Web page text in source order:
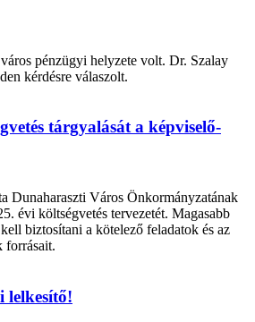
pénzügyi helyzete volt. Dr. Szalay
kérdésre válaszolt.
tárgyalását a képviselő-
Dunaharaszti Város Önkormányzatának
évi költségvetés tervezetét. Magasabb
biztosítani a kötelező feladatok és az
forrásait.
lelkesítő!